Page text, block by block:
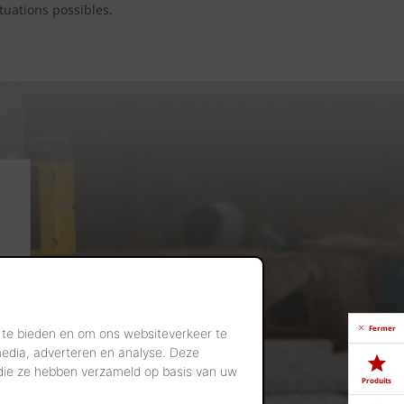
bieden en om ons websiteverkeer te
adverteren en analyse. Deze
ze hebben verzameld op basis van uw
possibles.
Fermer
Produits